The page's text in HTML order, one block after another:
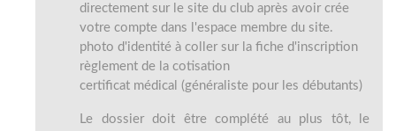
directement sur le site du club après avoir crée
votre compte dans l'espace membre du site.
photo d'identité à coller sur la fiche d'inscription
règlement de la cotisation
certificat médical (généraliste pour les débutants)
Le dossier doit être complété au plus tôt, le